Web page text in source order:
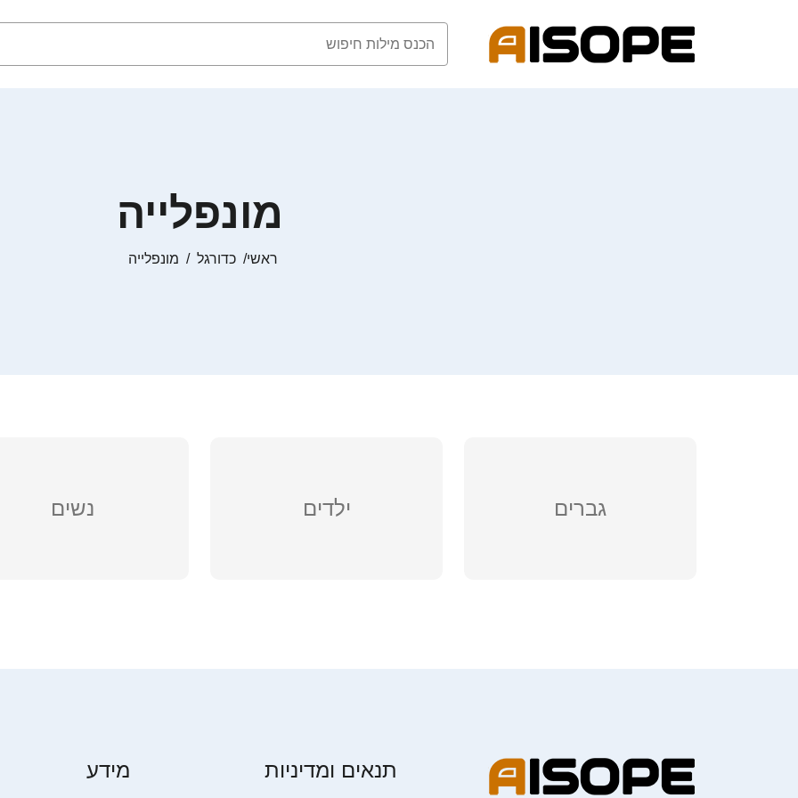
מונפלייה
ראשי כדורגל מונפלייה
גברים ילדים נשים
תנאים ומדיניות מידע